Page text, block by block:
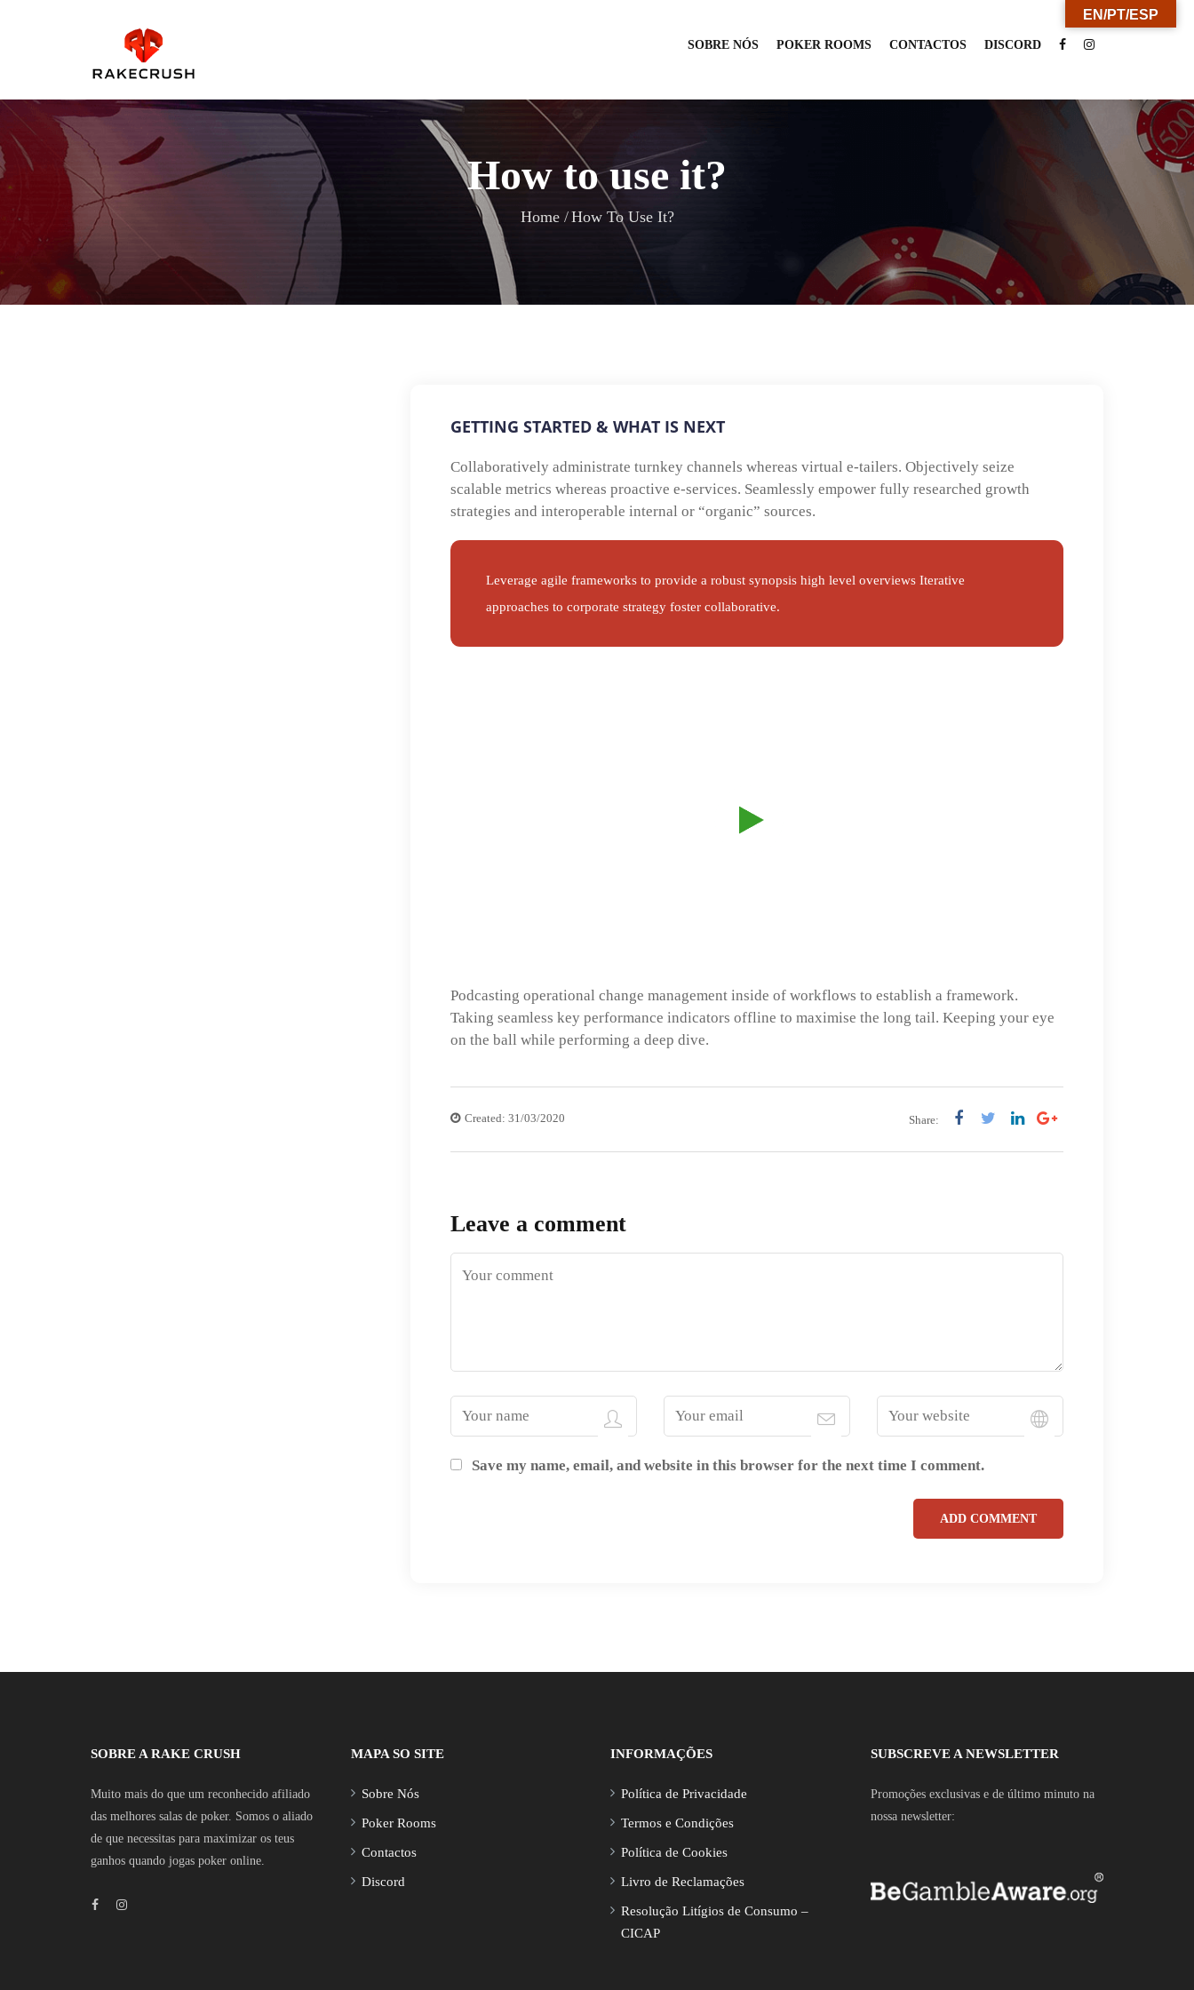
SOBRE NÓS POKER ROOMS CONTACTOS DISCORD
How to use it?
Home How To Use It?
GETTING STARTED & WHAT IS NEXT
Collaboratively administrate turnkey channels whereas virtual e-tailers. Objectively seize
scalable metrics whereas proactive e-services. Seamlessly empower fully researched growth
strategies and interoperable internal or “organic” sources.
Leverage agile frameworks to provide a robust synopsis high level overviews Iterative
approaches to corporate strategy foster collaborative.
Podcasting operational change management inside of workflows to establish a framework.
Taking seamless key performance indicators offline to maximise the long tail. Keeping your eye
on the ball while performing a deep dive.
Created: 31/03/2020 Share:
Leave a comment
Save my name, email, and website in this browser for the next time I comment.
ADD COMMENT
SOBRE A RAKE CRUSH
Muito mais do que um reconhecido afiliado
das melhores salas de poker. Somos o aliado
de que necessitas para maximizar os teus
ganhos quando jogas poker online.
MAPA SO SITE
Sobre Nós
Poker Rooms
Contactos
Discord
INFORMAÇÕES
Política de Privacidade
Termos e Condições
Política de Cookies
Livro de Reclamações
Resolução Litígios de Consumo –
CICAP
SUBSCREVE A NEWSLETTER
Promoções exclusivas e de último minuto na
nossa newsletter:
EN/PT/ESP